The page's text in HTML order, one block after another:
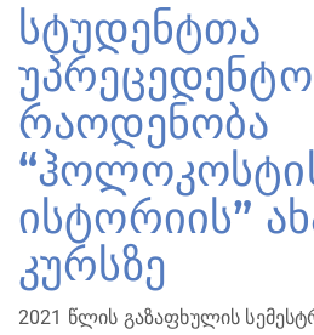
სტუდენტთა
უპრეცედენტო
რაოდენობა
ისტორიის”
კურსზე
2021 წლის გაზაფხულის